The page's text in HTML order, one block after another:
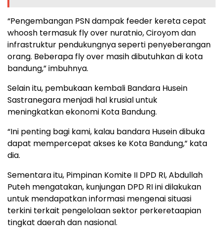
“Pengembangan PSN dampak feeder kereta cepat
whoosh termasuk fly over nuratnio, Ciroyom dan
infrastruktur pendukungnya seperti penyeberangan
orang. Beberapa fly over masih dibutuhkan di kota
bandung,” imbuhnya.
Selain itu, pembukaan kembali Bandara Husein
Sastranegara menjadi hal krusial untuk
meningkatkan ekonomi Kota Bandung.
“Ini penting bagi kami, kalau bandara Husein dibuka
dapat mempercepat akses ke Kota Bandung,” kata
dia.
Sementara itu, Pimpinan Komite II DPD RI, Abdullah
Puteh mengatakan, kunjungan DPD RI ini dilakukan
untuk mendapatkan informasi mengenai situasi
terkini terkait pengelolaan sektor perkeretaapian
tingkat daerah dan nasional.